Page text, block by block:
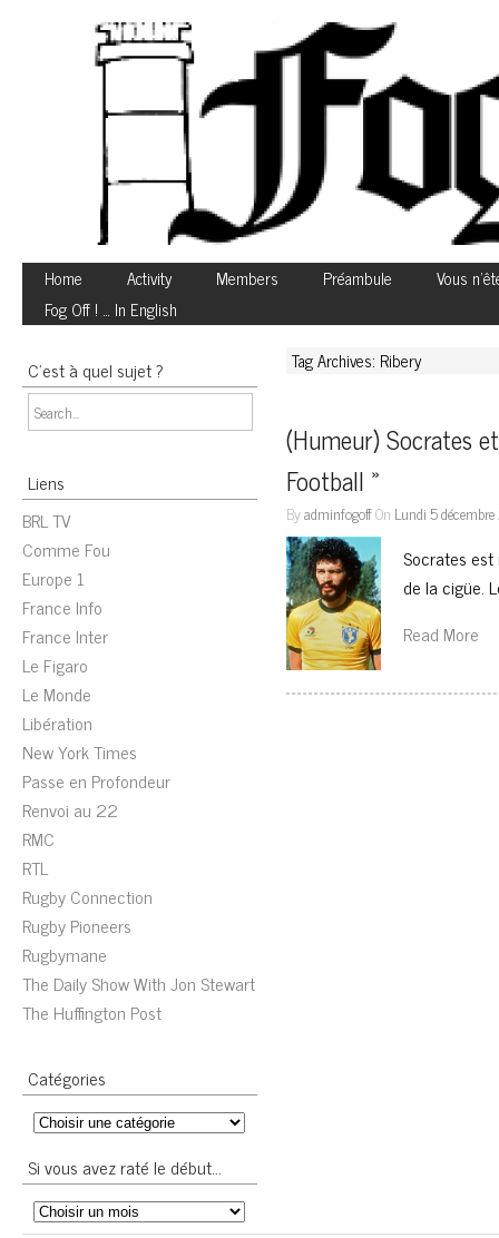
Home Activity Members Préambule
Vous
Fog Off ! … In English
C’est à quel sujet ?
Liens
BRL TV
Comme Fou
Europe 1
France Info
France Inter
Le Figaro
Le Monde
Libération
New York Times
Passe en Profondeur
Renvoi au 22
RMC
RTL
Rugby Connection
Rugby Pioneers
Rugbymane
The Daily Show With Jon Stewart
The Huffington Post
Catégories
Si vous avez raté le début…
Tag Archives: Ribery
(Humeur) Socrates
Football »
ByadminfogoffOn Lundi 5 décembre
Socrates est
de la cigüe.
Read More